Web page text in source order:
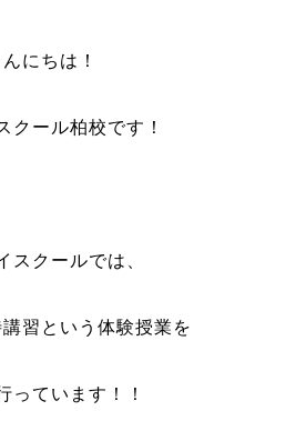
んにちは！
クール柏校です！
スクールでは、
習という体験授業を
っています！！